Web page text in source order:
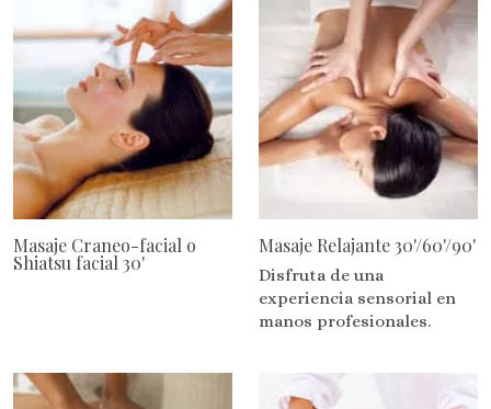
Masaje Craneo-facial o
Shiatsu facial 30'
Masaje Relajante 30'/60'/90'
Disfruta de una
experiencia sensorial en
manos profesionales.